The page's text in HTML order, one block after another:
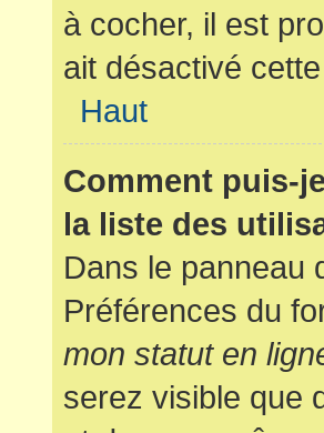
à cocher, il est
ait désactivé
Haut
Comment puis-
la liste des
Dans le panneau
Préférences du
mon statut en
serez visible que